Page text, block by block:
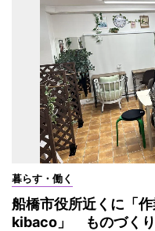
暮らす・働く
船橋市役所近くに「
kibaco」 ものづく